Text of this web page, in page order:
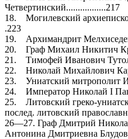
Четвертинский.................217
18. Могилевский
.223
19. Архимандрит
20. Граф Михаил Никитич
21. Тимофей Иванович
22. Николай Михайлович
23. Униатский митрополит
24. Император Николай I
25. Литовский греко-
послед. литовский
26—27. Граф Дмитрий
Антонина Дмитриевна